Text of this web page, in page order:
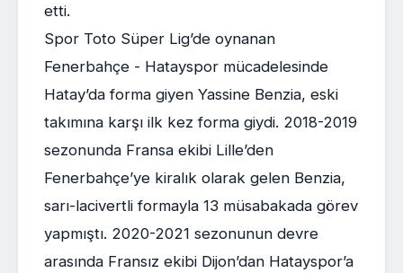
etti.
Spor Toto Süper Lig’de oynanan
Fenerbahçe - Hatayspor mücadelesinde
Hatay’da forma giyen Yassine Benzia, eski
takımına karşı ilk kez forma giydi. 2018-2019
sezonunda Fransa ekibi Lille’den
Fenerbahçe’ye kiralık olarak gelen Benzia,
sarı-lacivertli formayla 13 müsabakada görev
yapmıştı. 2020-2021 sezonunun devre
arasında Fransız ekibi Dijon’dan Hatayspor’a